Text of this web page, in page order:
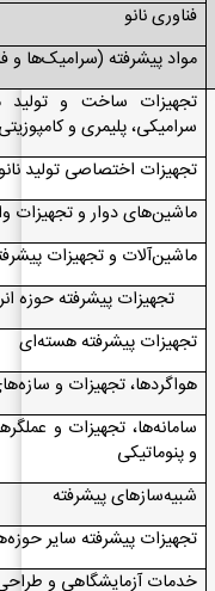
فناوری نانو
مواد پیشرفته (سرامیک‌ها و
تجهیزات ساخت و تولید
سرامیکی، پلیمری و
تجهیزات اختصاصی تولید
ماشین‌های دوار و تجهیزات
ماشین‌آلات و تجهیزات
تجهیزات پیشرفته حوزه
تجهیزات پیشرفته هسته‌ای
هواگردها، تجهیزات و
سامانه‌ها، تجهیزات و
و پنوماتیکی
شبیه‌سازهای پیشرفته
تجهیزات پیشرفته سایر
خدمات آزمایشگاهی و